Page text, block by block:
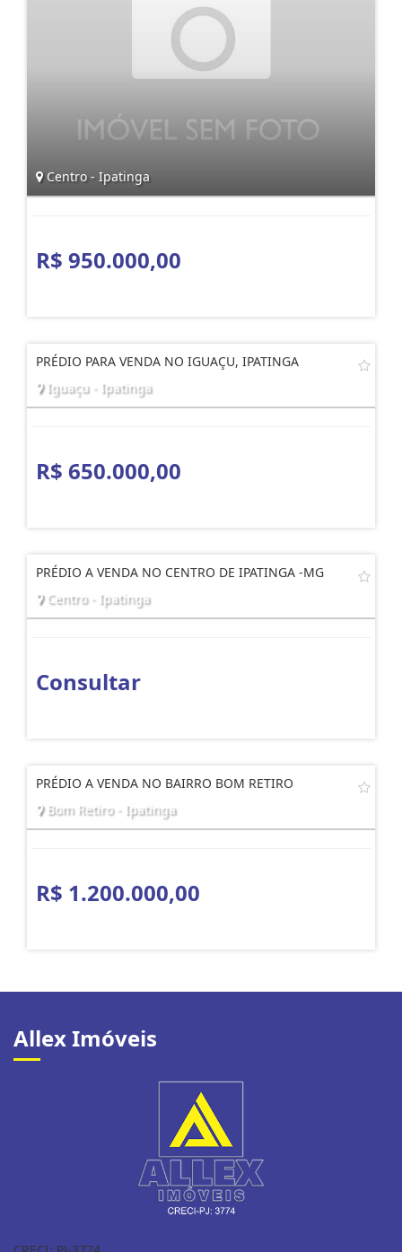
Centro - Ipatinga
R$ 950.000,00
PRÉDIO PARA VENDA NO IGUAÇU, IPATINGA
Iguaçu - Ipatinga
R$ 650.000,00
PRÉDIO A VENDA NO CENTRO DE IPATINGA -MG
Centro - Ipatinga
Consultar
PRÉDIO A VENDA NO BAIRRO BOM RETIRO
Bom Retiro - Ipatinga
R$ 1.200.000,00
Allex Imóveis